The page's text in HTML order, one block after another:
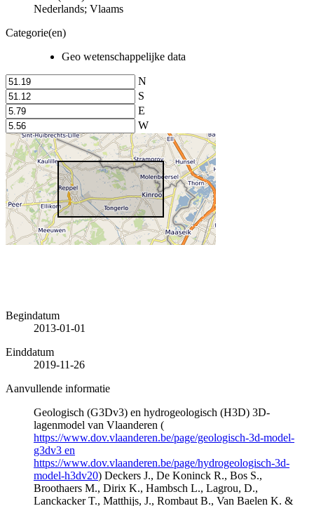
Nederlands; Vlaams
Categorie(en)
Geo wetenschappelijke data
N
S
E
W
Begindatum
2013-01-01
Einddatum
2019-11-26
Aanvullende informatie
Geologisch (G3Dv3) en hydrogeologisch (H3D) 3D-
lagenmodel van Vlaanderen (
https://www.dov.vlaanderen.be/page/geologisch-3d-model-
g3dv3 en
https://www.dov.vlaanderen.be/page/hydrogeologisch-3d-
model-h3dv20) Deckers J., De Koninck R., Bos S.,
Broothaers M., Dirix K., Hambsch L., Lagrou, D.,
Lanckacker T., Matthijs, J., Rombaut B., Van Baelen K. &